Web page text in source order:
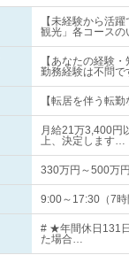
【未経験から活
観光」各コースの
【あなたの経験
勤務経験は不問
【転居を伴う転
月給21万3,400円
上、決定します…
330万円～500万円
9:00～17:30（7
# ★年間休日131
た場合…